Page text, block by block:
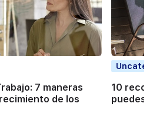
7 maneras
de los
10
puedes